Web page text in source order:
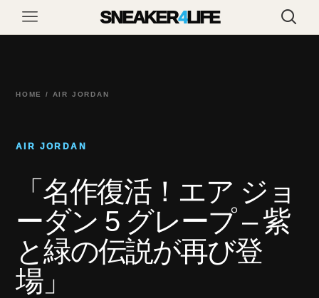
SNEAKER4LIFE
HOME / AIR JORDAN
AIR JORDAN
「名作復活！エア ジョ
ーダン 5 グレープ – 紫
と緑の伝説が再び登
場」